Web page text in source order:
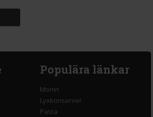
Populära länkar
Monin
Lyxkonserver
Pasta